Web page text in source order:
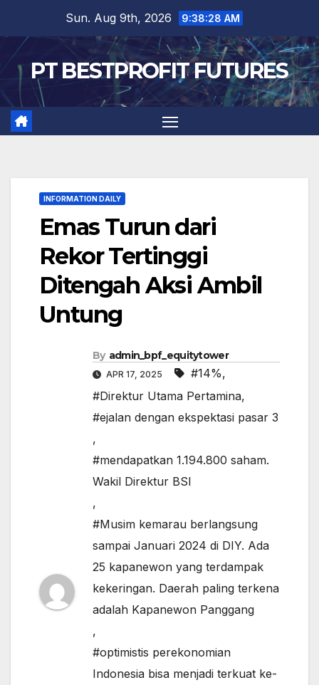
content
Sun. Aug 9th, 2026 9:38:28 AM
PT BESTPROFIT FUTURES
INFORMATION DAILY
Emas Turun dari
Rekor Tertinggi
Ditengah Aksi Ambil
Untung
By admin_bpf_equitytower
APR 17, 2025 #14%,
#Direktur Utama Pertamina,
#ejalan dengan ekspektasi pasar 3
,
#mendapatkan 1.194.800 saham.
Wakil Direktur BSI
,
#Musim kemarau berlangsung
sampai Januari 2024 di DIY. Ada
25 kapanewon yang terdampak
kekeringan. Daerah paling terkena
adalah Kapanewon Panggang
,
#optimistis perekonomian
Indonesia bisa menjadi terkuat ke-